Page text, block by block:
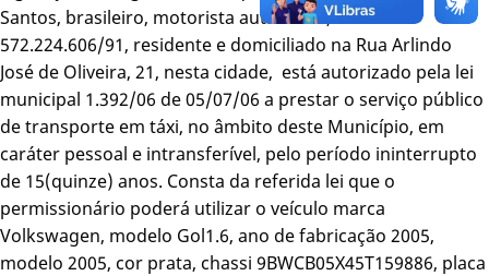
Santos, brasileiro, motorista autônomo, CPF –
572.224.606/91, residente e domiciliado na Rua Arlindo
José de Oliveira, 21, nesta cidade, está autorizado pela lei
municipal 1.392/06 de 05/07/06 a prestar o serviço público
de transporte em táxi, no âmbito deste Município, em
caráter pessoal e intransferível, pelo período ininterrupto
de 15(quinze) anos. Consta da referida lei que o
permissionário poderá utilizar o veículo marca
Volkswagen, modelo Gol1.6, ano de fabricação 2005,
modelo 2005, cor prata, chassi 9BWCB05X45T159886, placa